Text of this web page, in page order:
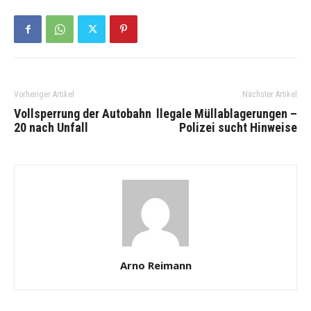
Vorheriger Artikel
Vollsperrung der Autobahn
20 nach Unfall
Nächster Artikel
llegale Müllablagerungen –
Polizei sucht Hinweise
Arno Reimann